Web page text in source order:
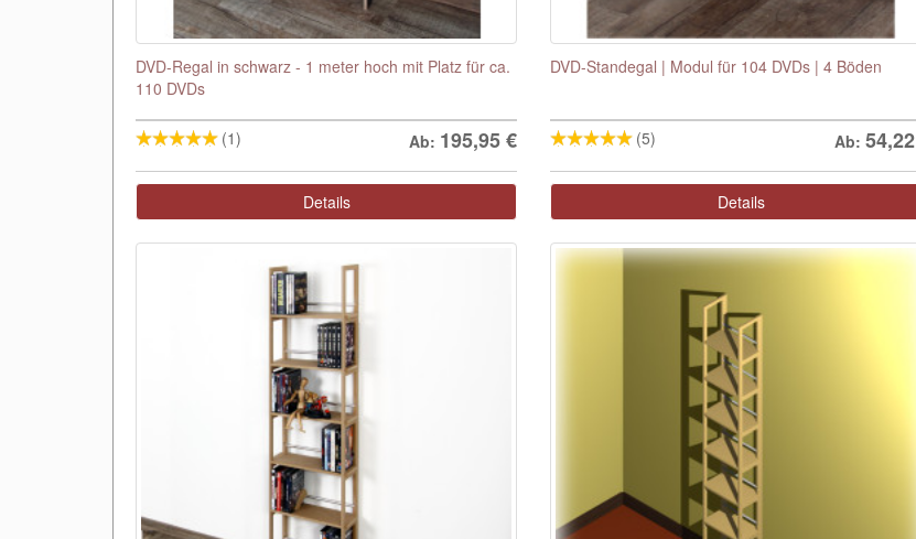
DVD-Regal in schwarz - 1 meter hoch mit Platz für ca.
110 DVDs
(1) Ab: 195,95€
Details
DVD-Standegal | Modul für 104 DVDs | 4 Böden
(5) Ab: 54,22
Details